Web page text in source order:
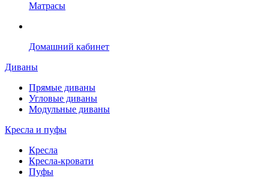
Матрасы
Домашний кабинет
Диваны
Прямые диваны
Угловые диваны
Модульные диваны
Кресла и пуфы
Кресла
Кресла-кровати
Пуфы